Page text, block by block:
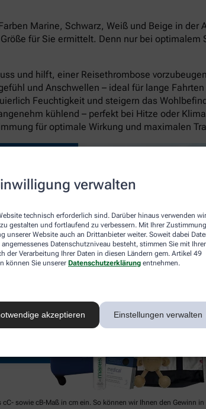
verwalten
technisch erforderlich sind. Darüber hinaus verwenden wir
gestalten und fortlaufend zu verbessern. Mit Ihrer Zustimmung
unserer Website auch an Drittanbieter weiter. Soweit dabei
Datenschutzniveau besteht, stimmen Sie mit Ihrer
der Verarbeitung Ihrer Daten in diesen Ländern gem. Artikel 49
können Sie unserer Datenschutzerklärung entnehmen.
akzeptieren Einstellungen verwalten
Marine, Schwarz, Weiß und Beige in
für Sie ermittelt. Denn nur bei optimalem
und hilft, einer Reisethrombose vorzubeugen
und Anschwellen – ideal für lange Fahrten
Feuchtigkeit und steigern das
kühlend – perfekt bei Hitze oder
für optimale Wirkung und maximalen
sowie cB-Maß in cm ein. So können wir Ihnen den Gewinn